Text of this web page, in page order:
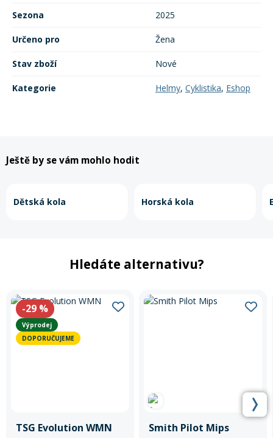
Sezona 2025
Určeno pro Žena
Stav zboží Nové
Kategorie Helmy, Cyklistika, Eshop
Ještě by se vám mohlo hodit
Dětská kola Horská kola
Hledáte alternativu?
-29 %
Výprodej
DOPORUČUJEME
TSG Evolution WMN Smith Pilot Mips